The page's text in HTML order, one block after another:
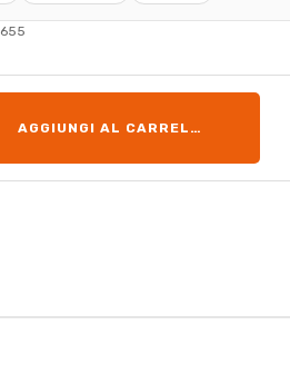
655
AGGIUNGI AL CARRELLO